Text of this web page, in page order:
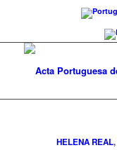
HELENA REAL,